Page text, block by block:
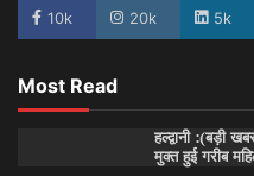
10k 20k 5k
Most Read
हल्द्वानी :(बड़ी
मुक्त हुई गरीब